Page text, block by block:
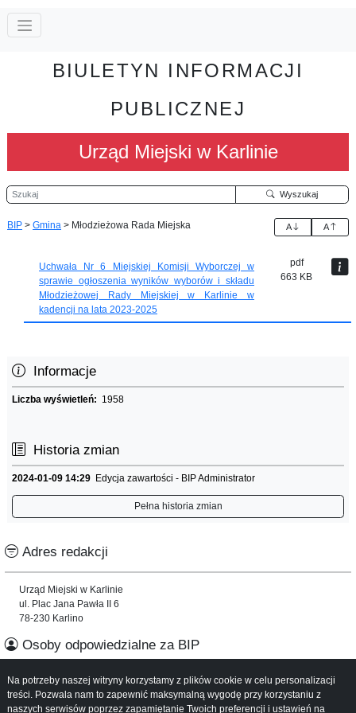
BIULETYN INFORMACJI
PUBLICZNEJ
Urząd Miejski w Karlinie
Szukaj Wyszukaj
BIP > Gmina > Młodzieżowa Rada Miejska A A
Uchwała Nr 6 Miejskiej Komisji Wyborczej w
sprawie ogłoszenia wyników wyborów i składu
Młodzieżowej Rady Miejskiej w Karlinie w
kadencji na lata 2023-2025
pdf
663 KB
Informacje
Liczba wyświetleń: 1958
Historia zmian
2024-01-09 14:29 Edycja zawartości - BIP Administrator
Pełna historia zmian
Adres redakcji
Urząd Miejski w Karlinie
ul. Plac Jana Pawła II 6
78-230 Karlino
Osoby odpowiedzialne za BIP
Informacje o serwisie
Na potrzeby naszej witryny korzystamy z plików cookie w celu personalizacji
treści. Pozwala nam to zapewnić maksymalną wygodę przy korzystaniu z
naszych serwisów poprzez zapamiętanie Twoich preferencji i ustawień na